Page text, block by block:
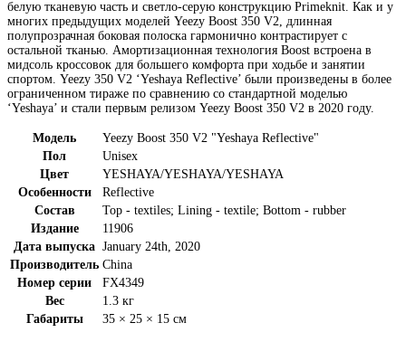
белую тканевую часть и светло-серую конструкцию Primeknit. Как и у
многих предыдущих моделей Yeezy Boost 350 V2, длинная
полупрозрачная боковая полоска гармонично контрастирует с
остальной тканью. Амортизационная технология Boost встроена в
мидсоль кроссовок для большего комфорта при ходьбе и занятии
спортом. Yeezy 350 V2 ‘Yeshaya Reflective’ были произведены в более
ограниченном тираже по сравнению со стандартной моделью
‘Yeshaya’ и стали первым релизом Yeezy Boost 350 V2 в 2020 году.
Модель
Yeezy Boost 350 V2 "Yeshaya Reflective"
Пол
Unisex
Цвет
YESHAYA/YESHAYA/YESHAYA
Особенности
Reflective
Состав
Top - textiles; Lining - textile; Bottom - rubber
Издание
11906
Дата выпуска January 24th, 2020
Производитель China
Номер серии
FX4349
Вес
1.3 кг
Габариты
35 × 25 × 15 см